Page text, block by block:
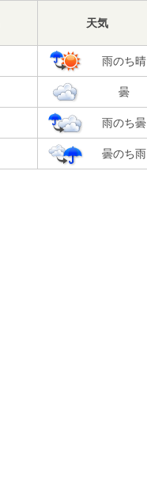
天気
雨のち晴
曇
雨のち曇
曇のち雨